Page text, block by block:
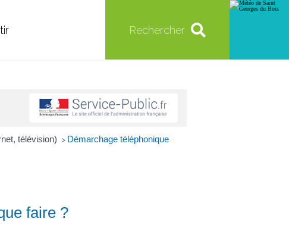
Rechercher
télévision) > Démarchage téléphonique
faire ?